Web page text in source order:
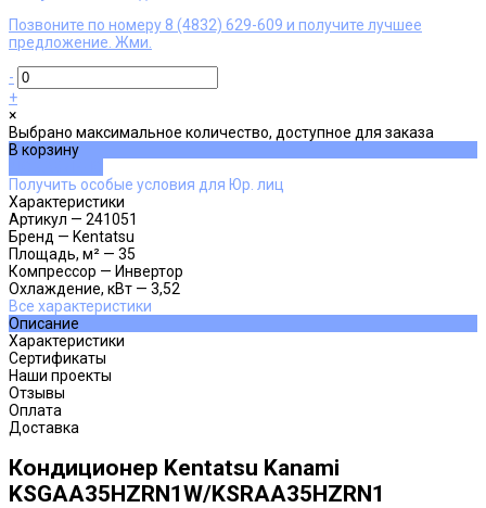
Позвоните по номеру 8 (4832) 629-609 и получите лучшее
предложение. Жми.
-
+
×
Выбрано максимальное количество, доступное для заказа
В корзину
Получить особые условия для Юр. лиц
Характеристики
Артикул — 241051
Бренд — Kentatsu
Площадь, м² — 35
Компрессор — Инвертор
Охлаждение, кВт — 3,52
Все характеристики
Описание
Характеристики
Сертификаты
Наши проекты
Отзывы
Оплата
Доставка
Кондиционер Kentatsu Kanami
KSGAA35HZRN1W/KSRAA35HZRN1